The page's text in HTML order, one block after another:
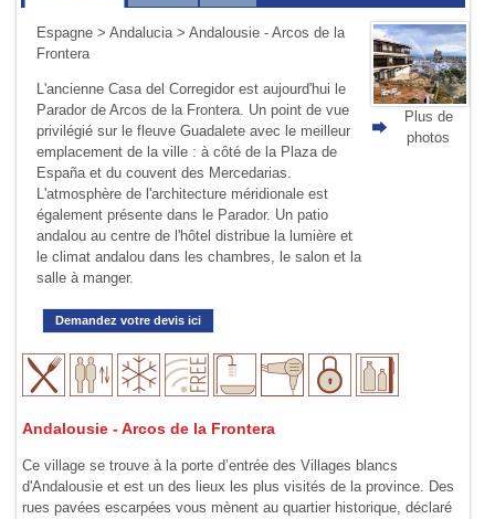
Espagne >Andalucia > Andalousie - Arcos de la
Frontera
L'ancienne Casa del Corregidor est aujourd'hui le
Parador de Arcos de la Frontera. Un point de vue
privilégié sur le fleuve Guadalete avec le meilleur
emplacement de la ville : à côté de la Plaza de
España et du couvent des Mercedarias.
L'atmosphère de l'architecture méridionale est
également présente dans le Parador. Un patio
andalou au centre de l'hôtel distribue la lumière et
le climat andalou dans les chambres, le salon et la
salle à manger.
Demandez votre devis ici
Plus de
photos
Andalousie - Arcos de la Frontera
Ce village se trouve à la porte d’entrée des Villages blancs
d'Andalousie et est un des lieux les plus visités de la province. Des
rues pavées escarpées vous mènent au quartier historique, déclaré